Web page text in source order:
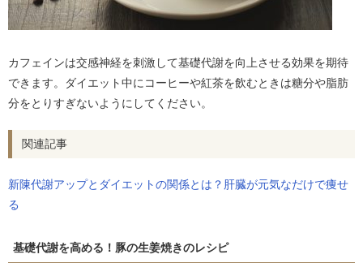
カフェインは交感神経を刺激して基礎代謝を向上させる効果を期待
できます。ダイエット中にコーヒーや紅茶を飲むときは糖分や脂肪
分をとりすぎないようにしてください。
関連記事
新陳代謝アップとダイエットの関係とは？肝臓が元気なだけで痩せ
る
基礎代謝を高める！豚の生姜焼きのレシピ